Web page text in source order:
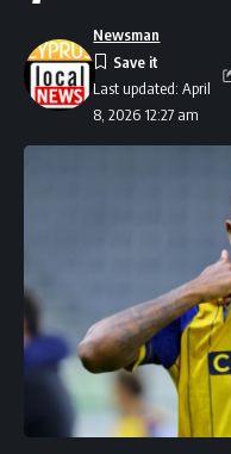
Last updated: April
8, 2026 12:27 am
Newsman